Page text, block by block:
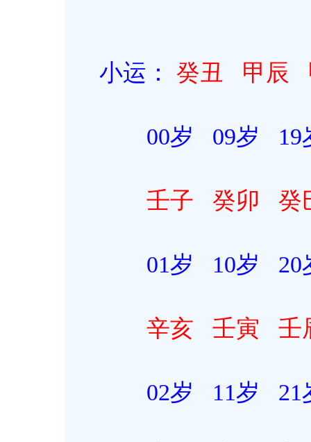
小运： 癸丑 甲辰
00岁 09岁 19岁
壬子 癸卯 癸
01岁 10岁 20岁
辛亥 壬寅 壬
02岁 11岁 21岁